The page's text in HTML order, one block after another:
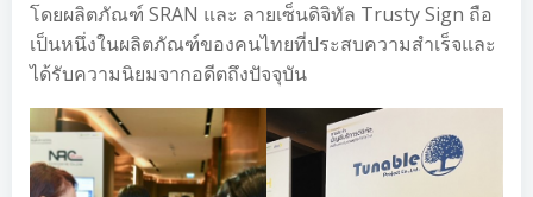
โดยผลิตภัณฑ์ SRAN และ ลายเซ็นดิจิทัล Trusty Sign ถือ
เป็นหนึ่งในผลิตภัณฑ์ของคนไทยที่ประสบความสำเร็จและ
ได้รับความนิยมจากอดีตถึงปัจจุบัน